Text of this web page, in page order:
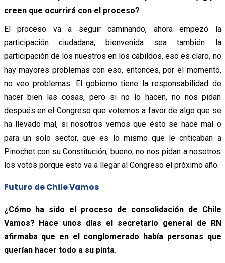
creen que ocurrirá con el proceso?
El proceso va a seguir caminando, ahora empezó la
participación ciudadana, bienvenida sea también la
participación de los nuestros en los cabildos, eso es claro, no
hay mayores problemas con eso, entonces, por el momento,
no veo problemas. El gobierno tiene la responsabilidad de
hacer bien las cosas, pero si no lo hacen, no nos pidan
después en el Congreso que votemos a favor de algo que se
ha llevado mal, si nosotros vemos que ésto se hace mal o
para un solo sector, que es lo mismo que le criticaban a
Pinochet con su Constitución, bueno, no nos pidan a nosotros
los votos porque esto va a llegar al Congreso el próximo año.
Futuro de Chile Vamos
¿Cómo ha sido el proceso de consolidación de Chile
Vamos? Hace unos días el secretario general de RN
afirmaba que en el conglomerado había personas que
querían hacer todo a su pinta.